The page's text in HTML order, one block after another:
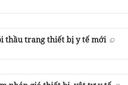
thầu trang thiết bị y tế mới